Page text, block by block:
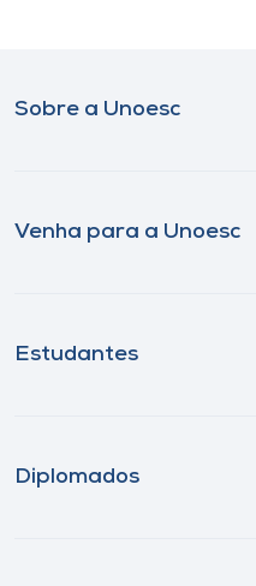
Sobre a Unoesc
Venha para a Unoesc
Estudantes
Diplomados